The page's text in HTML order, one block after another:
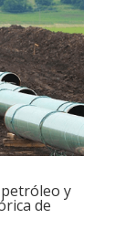
y
de